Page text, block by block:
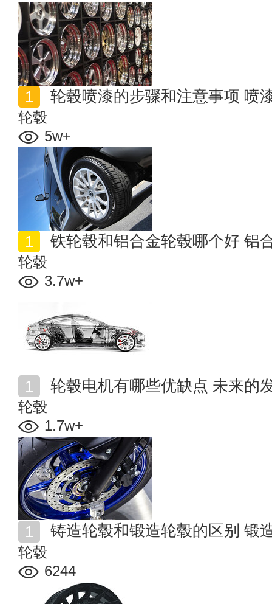
轮毂喷漆的步骤和注意事项 喷
轮毂
5w+
铁轮毂和铝合金轮毂哪个好 铝
轮毂
3.7w+
轮毂电机有哪些优缺点 未来的
轮毂
1.7w+
铸造轮毂和锻造轮毂的区别 锻
轮毂
6244